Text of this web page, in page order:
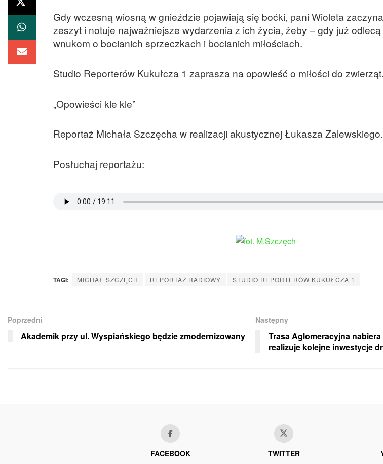
Gdy wczesną wiosną w gnieździe pojawiają się boćki, pani Wioleta
zeszyt i notuje najważniejsze wydarzenia z ich życia, żeby – gdy już
wnukom o bocianich sprzeczkach i bocianich miłościach.
Studio Reporterów Kukułcza 1 zaprasza na opowieść o miłości do zwierząt.
„Opowieści kle kle”
Reportaż Michała Szczęcha w realizacji akustycznej Łukasza Zalewskiego.
Posłuchaj reportażu:
TAGI: MICHAŁ SZCZĘCH REPORTAŻ RADIOWY STUDIO REPORTERÓW KUKUŁCZA 1
Poprzedni
Akademik przy ul. Wyspiańskiego będzie zmodernizowany
Następny
Trasa Aglomeracyjna
realizuje kolejne inwestycje
FACEBOOK TWITTER